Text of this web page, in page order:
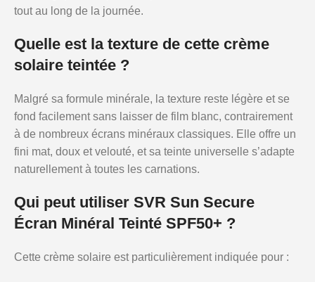
tout au long de la journée.
Quelle est la texture de cette crème
solaire teintée ?
Malgré sa formule minérale, la texture reste légère et se
fond facilement sans laisser de film blanc, contrairement
à de nombreux écrans minéraux classiques. Elle offre un
fini mat, doux et velouté, et sa teinte universelle s’adapte
naturellement à toutes les carnations.
Qui peut utiliser SVR Sun Secure
Écran Minéral Teinté SPF50+ ?
Cette crème solaire est particulièrement indiquée pour :